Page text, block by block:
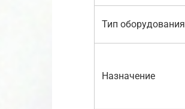
Тип оборудования
Назначение